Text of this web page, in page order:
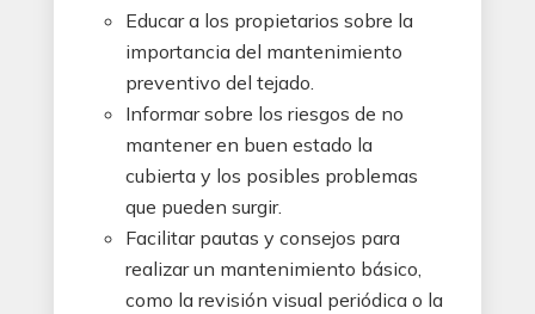
Educar a los propietarios sobre la
importancia del mantenimiento
preventivo del tejado.
Informar sobre los riesgos de no
mantener en buen estado la
cubierta y los posibles problemas
que pueden surgir.
Facilitar pautas y consejos para
realizar un mantenimiento básico,
como la revisión visual periódica o la